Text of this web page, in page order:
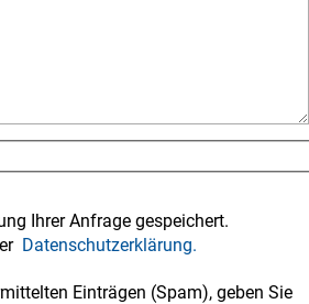
Ihrer Anfrage gespeichert.
Datenschutzerklärung.
Einträgen (Spam), geben Sie